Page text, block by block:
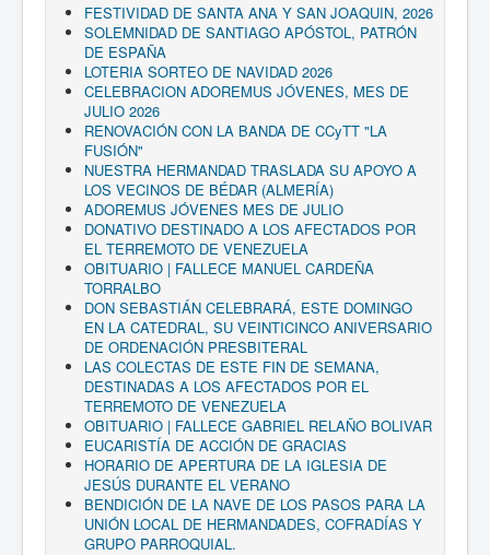
FESTIVIDAD DE SANTA ANA Y SAN JOAQUIN, 2026
SOLEMNIDAD DE SANTIAGO APÓSTOL, PATRÓN
DE ESPAÑA
LOTERIA SORTEO DE NAVIDAD 2026
CELEBRACION ADOREMUS JÓVENES, MES DE
JULIO 2026
RENOVACIÓN CON LA BANDA DE CCyTT "LA
FUSIÓN"
NUESTRA HERMANDAD TRASLADA SU APOYO A
LOS VECINOS DE BÉDAR (ALMERÍA)
ADOREMUS JÓVENES MES DE JULIO
DONATIVO DESTINADO A LOS AFECTADOS POR
EL TERREMOTO DE VENEZUELA
OBITUARIO | FALLECE MANUEL CARDEÑA
TORRALBO
DON SEBASTIÁN CELEBRARÁ, ESTE DOMINGO
EN LA CATEDRAL, SU VEINTICINCO ANIVERSARIO
DE ORDENACIÓN PRESBITERAL
LAS COLECTAS DE ESTE FIN DE SEMANA,
DESTINADAS A LOS AFECTADOS POR EL
TERREMOTO DE VENEZUELA
OBITUARIO | FALLECE GABRIEL RELAÑO BOLIVAR
EUCARISTÍA DE ACCIÓN DE GRACIAS
HORARIO DE APERTURA DE LA IGLESIA DE
JESÚS DURANTE EL VERANO
BENDICIÓN DE LA NAVE DE LOS PASOS PARA LA
UNIÓN LOCAL DE HERMANDADES, COFRADÍAS Y
GRUPO PARROQUIAL.